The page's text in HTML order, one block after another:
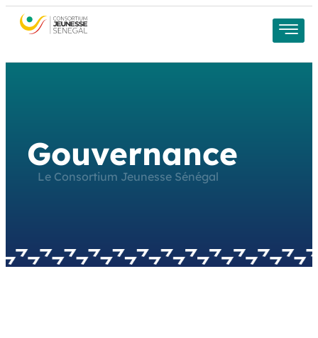
Gouvernance
Le Consortium Jeunesse Sénégal